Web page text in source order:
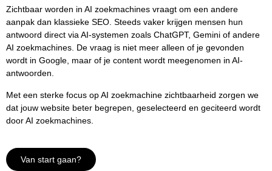
Zichtbaar worden in AI zoekmachines vraagt om een andere
aanpak dan klassieke SEO. Steeds vaker krijgen mensen hun
antwoord direct via AI-systemen zoals ChatGPT, Gemini of andere
AI zoekmachines. De vraag is niet meer alleen of je gevonden
wordt in Google, maar of je content wordt meegenomen in AI-
antwoorden.
Met een sterke focus op AI zoekmachine zichtbaarheid zorgen we
dat jouw website beter begrepen, geselecteerd en geciteerd wordt
door AI zoekmachines.
Van start gaan?